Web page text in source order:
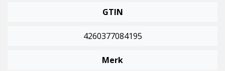
GTIN
4260377084195
Merk